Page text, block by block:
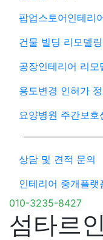
팝업스토어인테리
건물 빌딩 리모델
공장인테리어 리모
용도변경 인허가
요양병원 주간보
상담 및 견적 문의
인테리어 중개플
010-3235-8427
섬타르